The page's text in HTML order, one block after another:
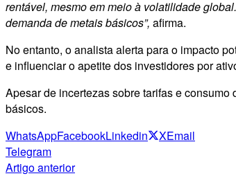
rentável, mesmo em meio à volatilidade
demanda de metais básicos”, afirma.
No entanto, o analista alerta para o impacto
e influenciar o apetite dos investidores por
Apesar de incertezas sobre tarifas e
básicos.
WhatsAppFacebookLinkedin XEmail
Telegram
Artigo anterior